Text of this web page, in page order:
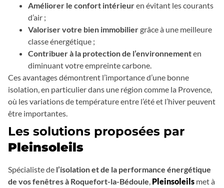
Améliorer le confort intérieuren évitant les courants
d’air ;
Valoriser votre bien immobiliergrâce à une meilleure
classe énergétique ;
Contribuer à la protection de l’environnementen
diminuant votre empreinte carbone.
Ces avantages démontrent l’importance d’une bonne
isolation, en particulier dans une région comme la Provence,
où les variations de température entre l’été et l’hiver peuvent
être importantes.
Les solutions proposées par
Pleinsoleils
Spécialiste de l’isolation et de la performance énergétique
de vos fenêtres à Roquefort-la-Bédoule, Pleinsoleils met à